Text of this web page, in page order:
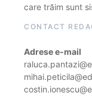
care trăim sunt
CONTACT
Adrese e-mail